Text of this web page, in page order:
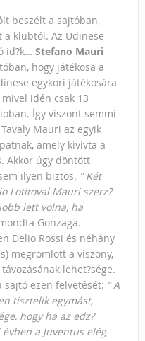
beszélt a sajtóban,
a klubtól. Az Udinese
id?k… Stefano Mauri
hogy játékosa a
egykori játékosára
idén csak 13
Így viszont semmi
Mauri az egyik
amely kivívta a
Akkor úgy döntött
ilyen biztos. ” Két
Lotitoval Mauri szerz?
lett volna, ha
Gonzaga.
Delio Rossi és néhány
megromlott a viszony,
lehet?sége.
sajtó ezen felvetését: ” A
tisztelik egymást,
hogy ha az edz?
a Juventus elég